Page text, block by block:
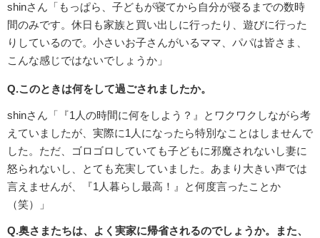
shinさん「もっぱら、子どもが寝てから自分が寝るまでの数時
間のみです。休日も家族と買い出しに行ったり、遊びに行った
りしているので。小さいお子さんがいるママ、パパは皆さま、
こんな感じではないでしょうか」
Q.このときは何をして過ごされましたか。
shinさん「『1人の時間に何をしよう？』とワクワクしながら考
えていましたが、実際に1人になったら特別なことはしませんで
した。ただ、ゴロゴロしていても子どもに邪魔されないし妻に
怒られないし、とても充実していました。あまり大きい声では
言えませんが、『1人暮らし最高！』と何度言ったことか
（笑）」
Q.奥さまたちは、よく実家に帰省されるのでしょうか。また、